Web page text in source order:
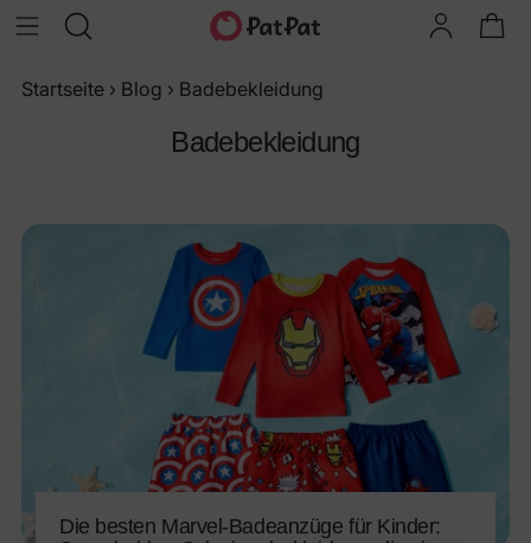
Startseite › Blog › Badebekleidung
Badebekleidung
Die besten Marvel-Badeanzüge für Kinder: